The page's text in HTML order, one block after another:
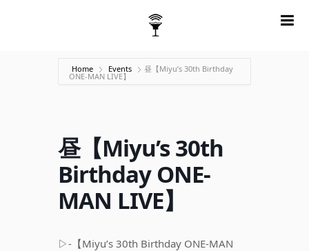
Home Events 昼【Miyu’s 30th Birthday
ONE-MAN LIVE】
昼【Miyu’s 30th
Birthday ONE-
MAN LIVE】
▷-【Miyu’s 30th Birthday ONE-MAN